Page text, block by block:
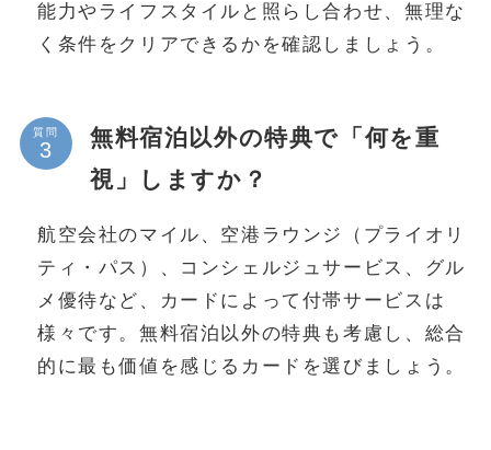
能力やライフスタイルと照らし合わせ、無理な
く条件をクリアできるかを確認しましょう。
質問
無料宿泊以外の特典で「何を重
視」しますか？
航空会社のマイル、空港ラウンジ（プライオリ
ティ・パス）、コンシェルジュサービス、グル
メ優待など、カードによって付帯サービスは
様々です。無料宿泊以外の特典も考慮し、総合
的に最も価値を感じるカードを選びましょう。